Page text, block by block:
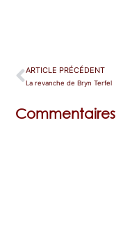
ARTICLE PRÉCÉDENT
La revanche de Bryn Terfel
Commentaires